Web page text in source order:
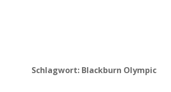
Schlagwort: Blackburn Olympic